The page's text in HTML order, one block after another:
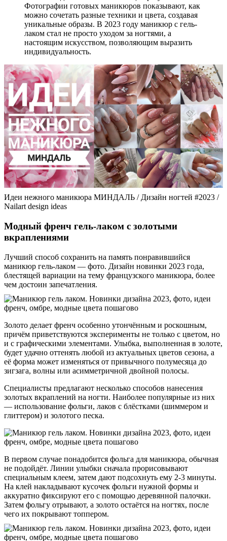
Фотографии готовых маникюров показывают, как
можно сочетать разные техники и цвета, создавая
уникальные образы. В 2023 году маникюр с гель-
лаком стал не просто уходом за ногтями, а
настоящим искусством, позволяющим выразить
индивидуальность.
Идеи нежного маникюра МИНДАЛЬ / Дизайн ногтей #2023 /
Nailart design ideas
Модный френч гель-лаком с золотыми
вкраплениями
Лучший способ сохранить на память понравившийся
маникюр гель-лаком — фото. Дизайн новинки 2023 года,
блестящей вариации на тему французского маникюра, более
чем достоин запечатления.
Золото делает френч особенно утончённым и роскошным,
причём приветствуются эксперименты не только с цветом, но
и с графическими элементами. Улыбка, выполненная в золоте,
будет удачно оттенять любой из актуальных цветов сезона, а
её форма может изменяться от привычного полумесяца до
зигзага, волны или асимметричной двойной полосы.
Специалисты предлагают несколько способов нанесения
золотых вкраплений на ногти. Наиболее популярные из них
— использование фольги, лаков с блёстками (шиммером и
глиттером) и золотого песка.
В первом случае понадобится фольга для маникюра, обычная
не подойдёт. Линии улыбки сначала прорисовывают
специальным клеем, затем дают подсохнуть ему 2-3 минуты.
На клей накладывают кусочек фольги нужной формы и
аккуратно фиксируют его с помощью деревянной палочки.
Затем фольгу отрывают, а золото остаётся на ногтях, после
чего их покрывают топпером.